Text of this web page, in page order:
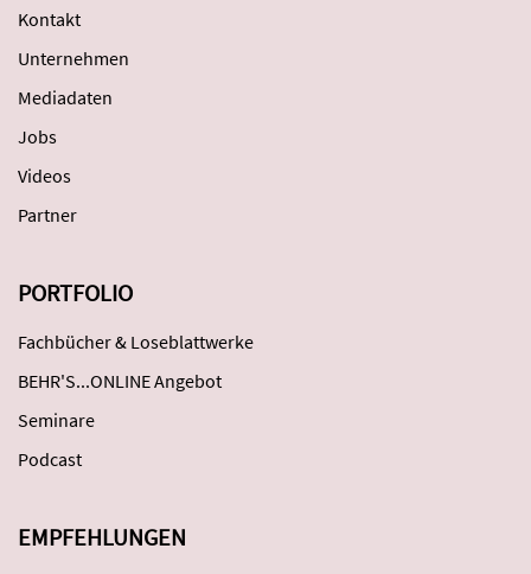
Kontakt
Unternehmen
Mediadaten
Jobs
Videos
Partner
PORTFOLIO
Fachbücher & Loseblattwerke
BEHR'S...ONLINE Angebot
Seminare
Podcast
EMPFEHLUNGEN